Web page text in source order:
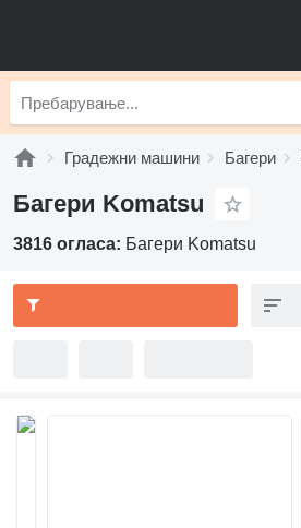
Градежни машини Багери
Багери Komatsu
3816 огласа: Багери Komatsu